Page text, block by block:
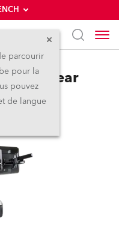
parcourir
pour la
pouvez
de langue
Side/Rear